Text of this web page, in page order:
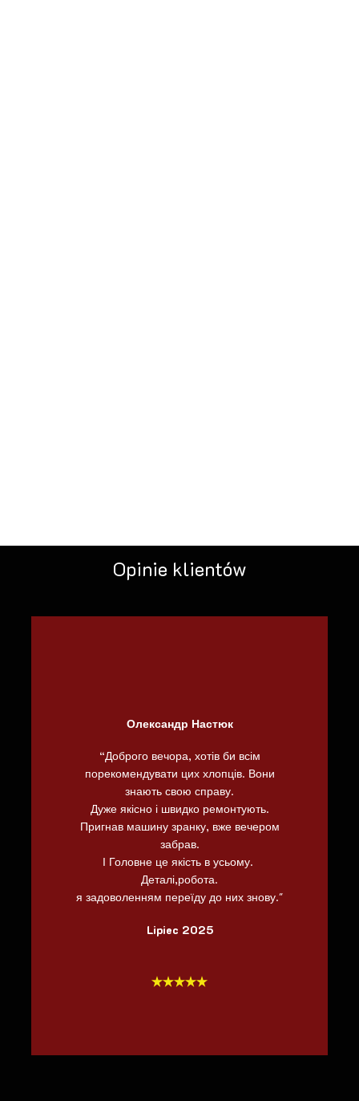
Opinie klientów
Олександр Настюк
“Доброго вечора, хотів би всім
порекомендувати цих хлопців. Вони
знають свою справу.
Дуже якісно і швидко ремонтують.
Пригнав машину зранку, вже вечером
забрав.
І Головне це якість в усьому.
Деталі,робота.
я задоволенням переїду до них знову."
Lipiec 2025